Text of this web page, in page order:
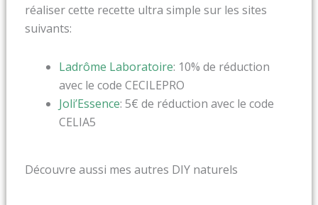
réaliser cette recette ultra simple sur les sites
suivants:
Ladrôme Laboratoire: 10% de réduction
avec le code CECILEPRO
Joli’Essence: 5€ de réduction avec le code
CELIA5
Découvre aussi mes autres DIY naturels